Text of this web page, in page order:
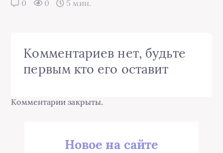
0 0 5 мин.
Комментариев нет, будьте
первым кто его оставит
Комментарии закрыты.
Новое на сайте